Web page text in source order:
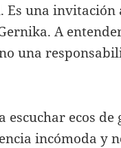
una invitación
A
una
escuchar ecos de
incómoda y